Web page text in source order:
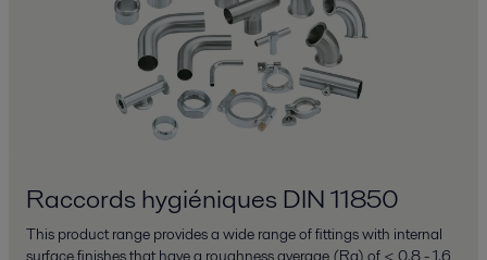
Raccords hygiéniques DIN 11850
This product range provides a wide range of fittings with internal
surface finishes that have a roughness average (Ra) of < 0.8 - 1.6